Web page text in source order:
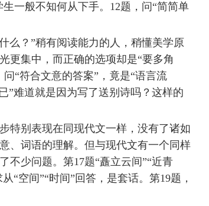
一般不知何从下手。12题，问“简简单
么？”稍有阅读能力的人，稍懂美学原
更集中，而正确的选项却是“要多角
“符合文意的答案”，竟是“语言流
难道就是因为写了送别诗吗？这样的
特别表现在同现代文一样，没有了诸如
、词语的理解。但与现代文有一个同样
不少问题。第17题“矗立云间”“近青
“空间”“时间”回答，是套话。第19题，